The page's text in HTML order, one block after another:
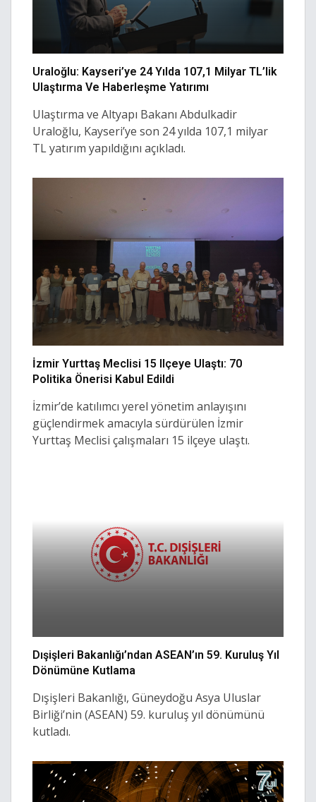
Uraloğlu: Kayseri’ye 24 Yılda 107,1 Milyar TL’lik
Ulaştırma Ve Haberleşme Yatırımı
Ulaştırma ve Altyapı Bakanı Abdulkadir
Uraloğlu, Kayseri’ye son 24 yılda 107,1 milyar
TL yatırım yapıldığını açıkladı.
İzmir Yurttaş Meclisi 15 Ilçeye Ulaştı: 70
Politika Önerisi Kabul Edildi
İzmir’de katılımcı yerel yönetim anlayışını
güçlendirmek amacıyla sürdürülen İzmir
Yurttaş Meclisi çalışmaları 15 ilçeye ulaştı.
Dışişleri Bakanlığı’ndan ASEAN’ın 59. Kuruluş Yıl
Dönümüne Kutlama
Dışişleri Bakanlığı, Güneydoğu Asya Uluslar
Birliği’nin (ASEAN) 59. kuruluş yıl dönümünü
kutladı.